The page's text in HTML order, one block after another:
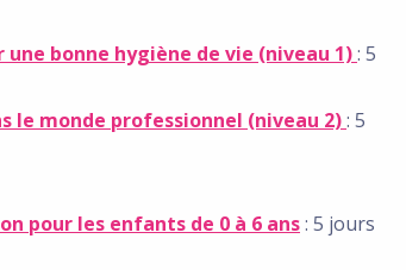
bonne hygiène de vie (niveau 1): 5
le monde professionnel (niveau 2): 5
pour les enfants de 0 à 6 ans: 5 jours